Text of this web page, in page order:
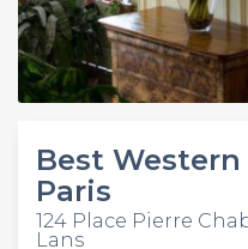
Best
Paris
124 Place Pierre
Lans